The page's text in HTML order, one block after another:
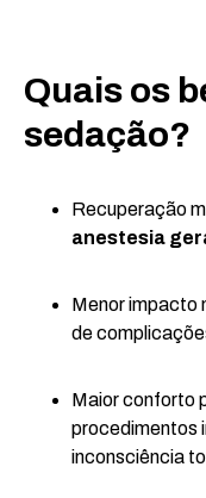
Quais os
sedação?
Recuperação
anestesia
Menor impacto
de
Maior conforto
procedimentos
inconsciência